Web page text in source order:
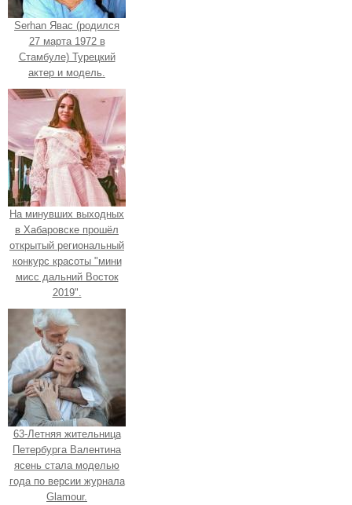
Serhan Явас (родился
27 марта 1972 в
Стамбуле) Турецкий
актер и модель.
На минувших выходных
в Хабаровске прошёл
открытый региональный
конкурс красоты "мини
мисс дальний Восток
2019".
63-Летняя жительница
Петербурга Валентина
ясень стала моделью
года по версии журнала
Glamour.